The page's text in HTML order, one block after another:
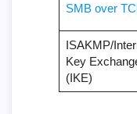
SMB over
ISAKMP/
Key
(IKE)